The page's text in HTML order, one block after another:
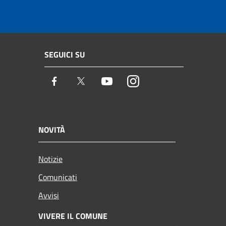
SEGUICI SU
Facebook Twitter YoutubeInstagram
NOVITÀ
Notizie
Comunicati
Avvisi
VIVERE IL COMUNE